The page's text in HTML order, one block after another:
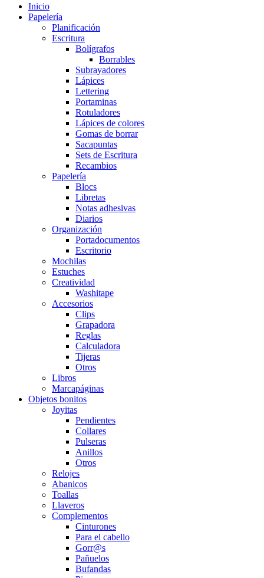
Inicio
Papelería
Planificación
Escritura
Bolígrafos
Borrables
Subrayadores
Lápices
Lettering
Portaminas
Rotuladores
Lápices de colores
Gomas de borrar
Sacapuntas
Sets de Escritura
Recambios
Papelería
Blocs
Libretas
Notas adhesivas
Diarios
Organización
Portadocumentos
Escritorio
Mochilas
Estuches
Creatividad
Washitape
Accesorios
Clips
Grapadora
Reglas
Calculadora
Tijeras
Otros
Libros
Marcapáginas
Objetos bonitos
Joyitas
Pendientes
Collares
Pulseras
Anillos
Otros
Relojes
Abanicos
Toallas
Llaveros
Complementos
Cinturones
Para el cabello
Gorr@s
Pañuelos
Bufandas